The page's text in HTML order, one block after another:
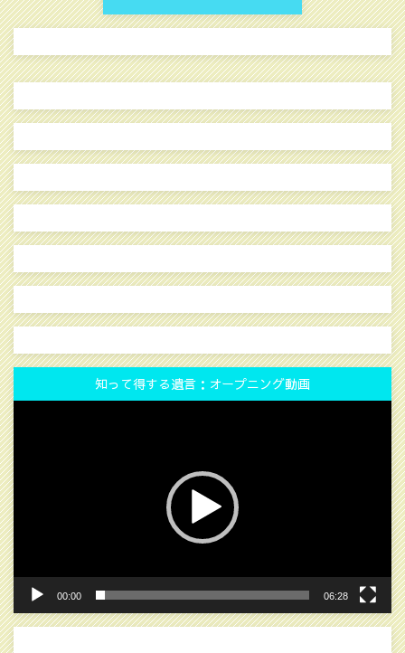
知って得する遺言：オープニング動画
動
画
プ
レ
ー
ヤ
ー
00:00 06:28